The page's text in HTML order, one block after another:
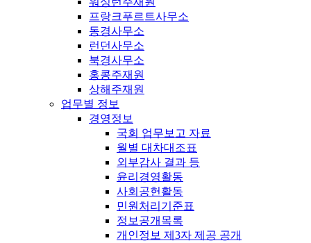
프랑크푸르트사무소
동경사무소
런던사무소
북경사무소
홍콩주재원
상해주재원
업무별 정보
경영정보
국회 업무보고 자료
월별 대차대조표
외부감사 결과 등
윤리경영활동
사회공헌활동
민원처리기준표
정보공개목록
개인정보 제3자 제공 공개